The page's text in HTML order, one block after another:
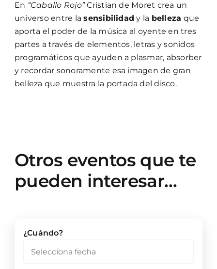
En “Caballo Rojo”Cristian de Moret crea un
universo entre lasensibilidad y la belleza que
aporta el poder de la música al oyente en tres
partes a través de elementos, letras y sonidos
programáticos que ayuden a plasmar, absorber
y recordar sonoramente esa imagen de gran
belleza que muestra la portada del disco.
Otros eventos que te
pueden interesar…
¿Cuándo?